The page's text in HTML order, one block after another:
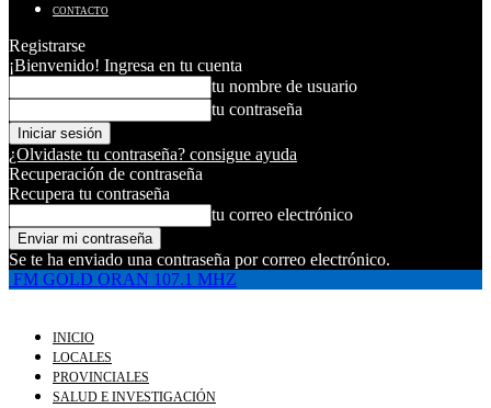
CONTACTO
Registrarse
¡Bienvenido! Ingresa en tu cuenta
tu nombre de usuario
tu contraseña
¿Olvidaste tu contraseña? consigue ayuda
Recuperación de contraseña
Recupera tu contraseña
tu correo electrónico
Se te ha enviado una contraseña por correo electrónico.
FM GOLD ORAN 107.1 MHZ
INICIO
LOCALES
PROVINCIALES
SALUD E INVESTIGACIÓN